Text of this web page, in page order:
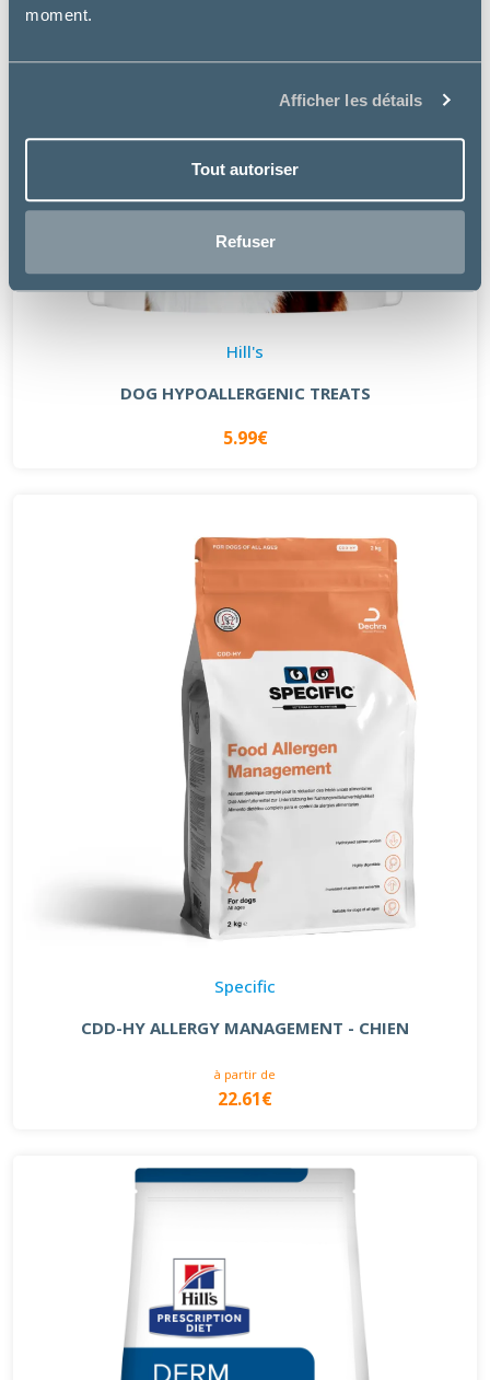
moment.
Afficher les détails
Tout autoriser
Refuser
Hill's
DOG HYPOALLERGENIC TREATS
5.99€
Specific
CDD-HY ALLERGY MANAGEMENT - CHIEN
à partir de
22.61€